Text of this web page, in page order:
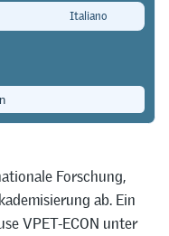
wegen
Forschung,
ab. Ein
VPET-ECON unter
Italiano